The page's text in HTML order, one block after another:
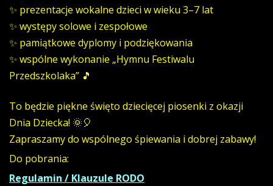
✨ prezentacje wokalne dzieci w wieku 3–7 lat
✨ występy solowe i zespołowe
✨ pamiątkowe dyplomy i podziękowania
✨ wspólne wykonanie „Hymnu Festiwalu
Przedszkolaka” 🎵
To będzie piękne święto dziecięcej piosenki z okazji
Dnia Dziecka! 🌞🎈
Zapraszamy do wspólnego śpiewania i dobrej zabawy!
Do pobrania:
Regulamin / Klauzule RODO